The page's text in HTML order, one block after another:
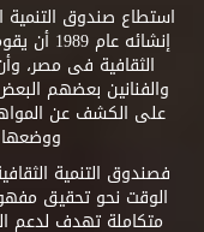
استطاع صندوق
إنشائه
الثقافية فى مصر،
والفنانين بعضهم
على الكشف عن
ووضعها
فصندوق التنمية
الوقت نحو تحقيق
متكاملة تهدف لدعم